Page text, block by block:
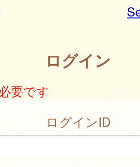
ログイン
要です
ログインID